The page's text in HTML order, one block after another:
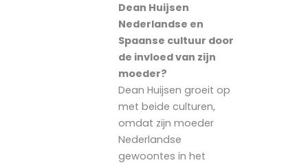
Dean Huijsen
Nederlandse en
Spaanse cultuur door
de invloed van zijn
moeder?
Dean Huijsen groeit op
met beide culturen,
omdat zijn moeder
Nederlandse
gewoontes in het